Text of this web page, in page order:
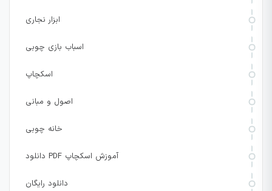
ابزار نجاری
اسباب بازی چوبی
اسکچاپ
اصول و مبانی
خانه چوبی
دانلود PDF آموزش اسکچاپ
دانلود رایگان